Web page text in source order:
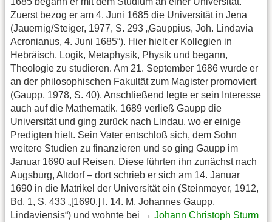
Zuerst bezog er am 4. Juni 1685 die Universität in Jena
(Jauernig/Steiger, 1977, S. 293 „Gauppius, Joh. Lindavia
Acronianus, 4. Juni 1685“). Hier hielt er Kollegien in
Hebräisch, Logik, Metaphysik, Physik und begann,
Theologie zu studieren. Am 21. September 1686 wurde er
an der philosophischen Fakultät zum Magister promoviert
(Gaupp, 1978, S. 40). Anschließend legte er sein Interesse
auch auf die Mathematik. 1689 verließ Gaupp die
Universität und ging zurück nach Lindau, wo er einige
Predigten hielt. Sein Vater entschloß sich, dem Sohn
weitere Studien zu finanzieren und so ging Gaupp im
Januar 1690 auf Reisen. Diese führten ihn zunächst nach
Augsburg, Altdorf – dort schrieb er sich am 14. Januar
1690 in die Matrikel der Universität ein (Steinmeyer, 1912,
Bd. 1, S. 433 „[1690.] I. 14. M. Johannes Gaupp,
Lindaviensis“) und wohnte bei → Johann Christoph Sturm